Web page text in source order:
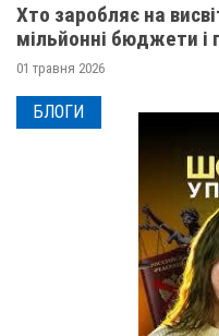
Хто заробляє на
мільйонні бюджети і
01 травня 2026
БЛОГИ